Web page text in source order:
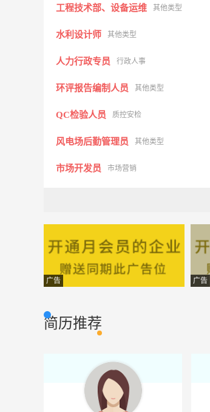
工程技术部、设备运维 其他类型
水利设计师 其他类型
人力行政专员 行政人事
环评报告编制人员 其他类型
QC检验人员 质控安检
风电场后勤管理员 其他类型
市场开发员 市场营销
工程造价预算员成手 其他类型
安装预算员 其他类型
项目经理 其他类型
物业工程部经理 其他类型
化工专业咨询项目助理
广告 广告
简历推荐